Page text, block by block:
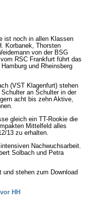
ist noch in allen Klassen
Korbanek, Thorsten
von der BSG
RSC Frankfurt führt das
und Rheinsberg
(VST Klagenfurt) stehen
an Schulter in der
acht bis zehn Aktive,
gleich ein TT-Rookie die
Mittelfeld alles
13 zu erhalten.
Nachwuchsarbeit.
Solbach und Petra
und stehen zum Download
HH